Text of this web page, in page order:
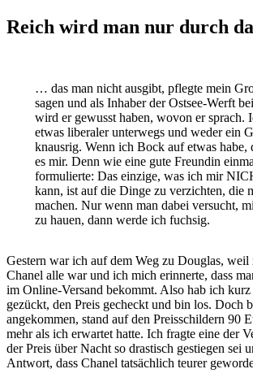
Reich wird man nur durch
… das man nicht ausgibt, pflegte mein
sagen und als Inhaber der Ostsee-Werft
wird er gewusst haben, wovon er sprach.
etwas liberaler unterwegs und weder ein
knausrig. Wenn ich Bock auf etwas habe,
es mir. Denn wie eine gute Freundin
formulierte: Das einzige, was ich mir
kann, ist auf die Dinge zu verzichten, die
machen. Nur wenn man dabei versucht,
zu hauen, dann werde ich fuchsig.
Gestern war ich auf dem Weg zu Douglas, weil
Chanel alle war und ich mich erinnerte, dass
im Online-Versand bekommt. Also hab ich
gezückt, den Preis gecheckt und bin los. Doch
angekommen, stand auf den Preisschildern 90
mehr als ich erwartet hatte. Ich fragte eine der
der Preis über Nacht so drastisch gestiegen sei
Antwort, dass Chanel tatsächlich teurer